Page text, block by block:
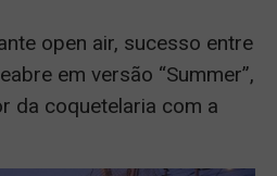
open air, sucesso entre
em versão “Summer”,
da coquetelaria com a